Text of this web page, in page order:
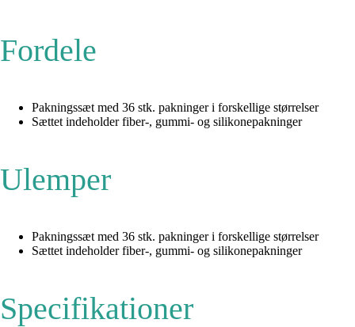
Fordele
Pakningssæt med 36 stk. pakninger i forskellige størrelser
Sættet indeholder fiber-, gummi- og silikonepakninger
Ulemper
Pakningssæt med 36 stk. pakninger i forskellige størrelser
Sættet indeholder fiber-, gummi- og silikonepakninger
Specifikationer